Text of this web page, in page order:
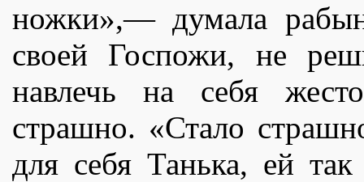
ножки»,— думала
своей Госпожи, не
навлечь на себя
страшно. «Стало
для себя Танька, ей